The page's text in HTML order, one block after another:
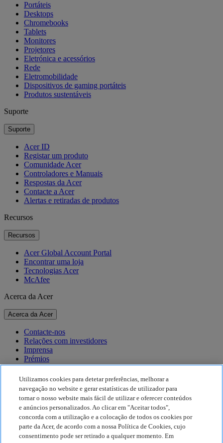
Portáteis
Desktops
Chromebooks
Tablets
Monitores
Projetores
Eletrónica e acessórios
Rede
Eletromobilidade
Dispositivos de gaming portáteis
Produtos sustentáveis
Suporte
Suporte
Acer ID
Registar um produto
Comunidade Acer
Controladores e Manuais
Respostas da Acer
Contacte a Acer
Alertas e retiradas de produtos
Recursos
Recursos
Acer Global Account Portal
Encontrar uma loja
Tecnologias Acer
McAfee
Acerca da Acer
Acerca da Acer
Contacte-nos
Relações com investidores
Imprensa
Prémios
Eventos
Sustentabilidade
Sustentabilidade
Responsabilidade social empresarial
Pegada de carbono do produto
Project Humanity
Utilizamos cookies para detetar preferências, melhorar a
navegação no website e gerar estatísticas de utilizador para
tornar o nosso website mais fácil de utilizar e oferecer conteúdos
e anúncios personalizados. Ao clicar em "Aceitar todos",
concorda com a utilização e a colocação de todos os cookies por
parte da Acer, de acordo com a nossa Política de Cookies, cujo
consentimento pode ser retirado a qualquer momento. Em